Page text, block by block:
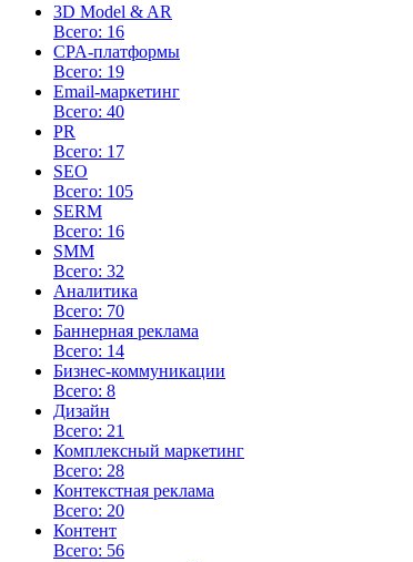
3D Model & AR
Всего: 16
CPA-платформы
Всего: 19
Email-маркетинг
Всего: 40
PR
Всего: 17
SEO
Всего: 105
SERM
Всего: 16
SMM
Всего: 32
Аналитика
Всего: 70
Баннерная реклама
Всего: 14
Бизнес-коммуникации
Всего: 8
Дизайн
Всего: 21
Комплексный маркетинг
Всего: 28
Контекстная реклама
Всего: 20
Контент
Всего: 56